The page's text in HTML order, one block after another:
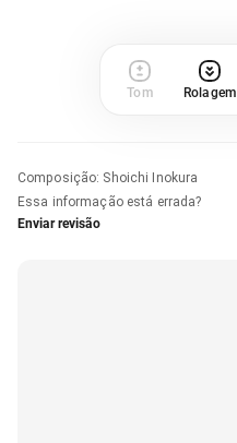
Tom Rolagem
Composição: Shoichi Inokura
Essa informação está errada?
Enviar revisão